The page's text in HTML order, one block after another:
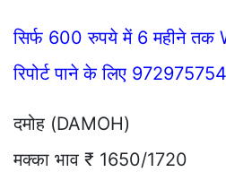
सिर्फ 600 रुपये में 6 महीने
रिपोर्ट पाने के लिए
दमोह (DAMOH)
मक्का भाव ₹ 1650/1720